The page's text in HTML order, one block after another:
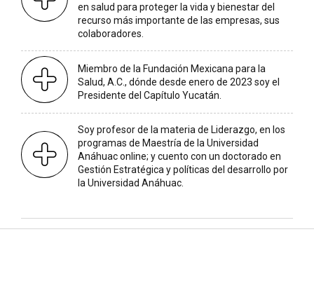
en salud para proteger la vida y bienestar del
recurso más importante de las empresas, sus
colaboradores.
Miembro de la Fundación Mexicana para la
Salud, A.C., dónde desde enero de 2023 soy el
Presidente del Capítulo Yucatán.
Soy profesor de la materia de Liderazgo, en los
programas de Maestría de la Universidad
Anáhuac online; y cuento con un doctorado en
Gestión Estratégica y políticas del desarrollo por
la Universidad Anáhuac.